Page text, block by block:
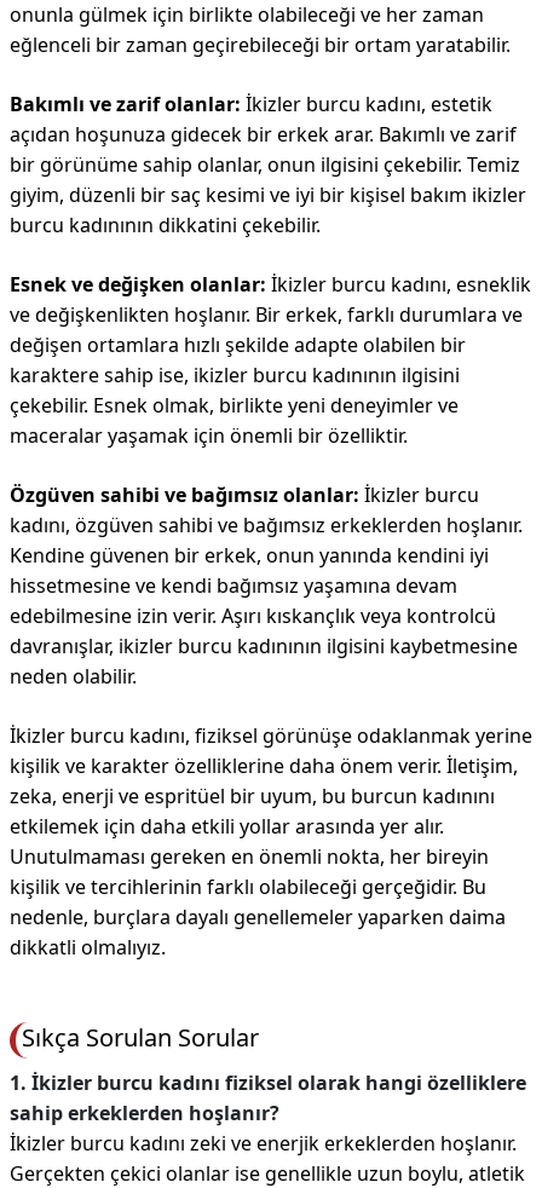
onunla gülmek için birlikte olabileceği ve her zaman
eğlenceli bir zaman geçirebileceği bir ortam yaratabilir.
Bakımlı ve zarif olanlar: İkizler burcu kadını, estetik
açıdan hoşunuza gidecek bir erkek arar. Bakımlı ve zarif
bir görünüme sahip olanlar, onun ilgisini çekebilir. Temiz
giyim, düzenli bir saç kesimi ve iyi bir kişisel bakım ikizler
burcu kadınının dikkatini çekebilir.
Esnek ve değişken olanlar: İkizler burcu kadını, esneklik
ve değişkenlikten hoşlanır. Bir erkek, farklı durumlara ve
değişen ortamlara hızlı şekilde adapte olabilen bir
karaktere sahip ise, ikizler burcu kadınının ilgisini
çekebilir. Esnek olmak, birlikte yeni deneyimler ve
maceralar yaşamak için önemli bir özelliktir.
Özgüven sahibi ve bağımsız olanlar: İkizler burcu
kadını, özgüven sahibi ve bağımsız erkeklerden hoşlanır.
Kendine güvenen bir erkek, onun yanında kendini iyi
hissetmesine ve kendi bağımsız yaşamına devam
edebilmesine izin verir. Aşırı kıskançlık veya kontrolcü
davranışlar, ikizler burcu kadınının ilgisini kaybetmesine
neden olabilir.
İkizler burcu kadını, fiziksel görünüşe odaklanmak yerine
kişilik ve karakter özelliklerine daha önem verir. İletişim,
zeka, enerji ve espritüel bir uyum, bu burcun kadınını
etkilemek için daha etkili yollar arasında yer alır.
Unutulmaması gereken en önemli nokta, her bireyin
kişilik ve tercihlerinin farklı olabileceği gerçeğidir. Bu
nedenle, burçlara dayalı genellemeler yaparken daima
dikkatli olmalıyız.
Sıkça Sorulan Sorular
1. İkizler burcu kadını fiziksel olarak hangi özelliklere
sahip erkeklerden hoşlanır?
İkizler burcu kadını zeki ve enerjik erkeklerden hoşlanır.
Gerçekten çekici olanlar ise genellikle uzun boylu, atletik